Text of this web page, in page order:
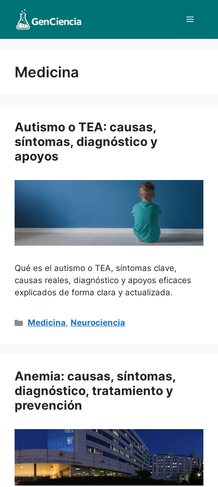
contenido
Menú
Medicina
Autismo o TEA: causas,
síntomas, diagnóstico y
apoyos
Qué es el autismo o TEA, síntomas clave,
causas reales, diagnóstico y apoyos eficaces
explicados de forma clara y actualizada.
Categorías
Medicina, Neurociencia
Anemia: causas, síntomas,
diagnóstico, tratamiento y
prevención